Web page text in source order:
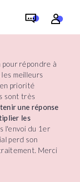
pour répondre à
meilleurs
priorité
sont très
une réponse
les
l'envoi du 1er
perd son
Merci